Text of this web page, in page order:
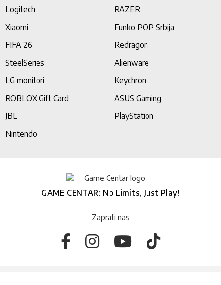
Logitech
RAZER
Xiaomi
Funko POP Srbija
FIFA 26
Redragon
SteelSeries
Alienware
LG monitori
Keychron
ROBLOX Gift Card
ASUS Gaming
JBL
PlayStation
Nintendo
GAME CENTAR: No Limits, Just Play!
Zaprati nas